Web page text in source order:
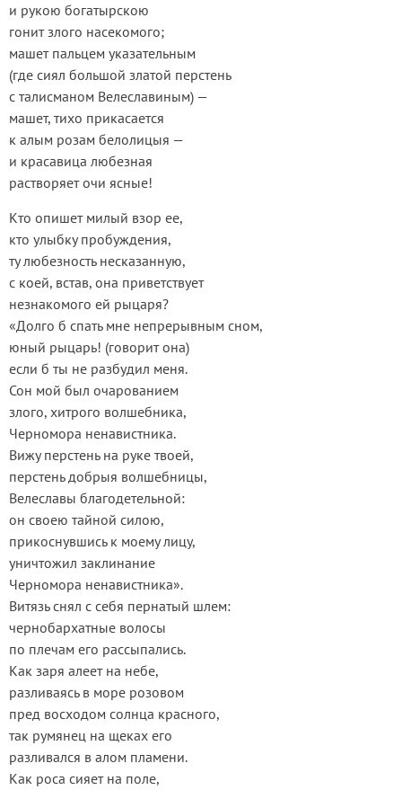
и рукою богатырскою
гонит злого насекомого;
машет пальцем указательным
(где сиял большой златой перстень
с талисманом Велеславиным) —
машет, тихо прикасается
к алым розам белолицыя —
и красавица любезная
растворяет очи ясные!
Кто опишет милый взор ее,
кто улыбку пробуждения,
ту любезность несказанную,
с коей, встав, она приветствует
незнакомого ей рыцаря?
«Долго б спать мне непрерывным сном,
юный рыцарь! (говорит она)
если б ты не разбудил меня.
Сон мой был очарованием
злого, хитрого волшебника,
Черномора ненавистника.
Вижу перстень на руке твоей,
перстень добрыя волшебницы,
Велеславы благодетельной:
он своею тайной силою,
прикоснувшись к моему лицу,
уничтожил заклинание
Черномора ненавистника».
Витязь снял с себя пернатый шлем:
чернобархатные волосы
по плечам его рассыпались.
Как заря алеет на небе,
разливаясь в море розовом
пред восходом солнца красного,
так румянец на щеках его
разливался в алом пламени.
Как роса сияет на поле,